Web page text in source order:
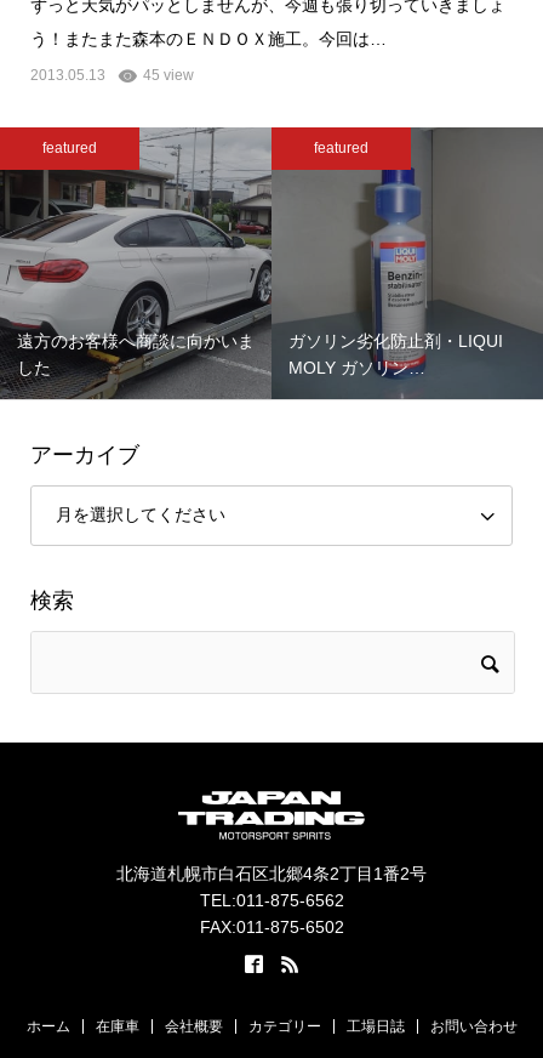
ずっと天気がパッとしませんが、今週も張り切っていきましょ
う！またまた森本のＥＮＤＯＸ施工。今回は…
2013.05.13 45 view
featured
遠方のお客様へ商談に向かいま
した
featured
ガソリン劣化防止剤・LIQUI
MOLY ガソリン…
アーカイブ
検索
北海道札幌市白石区北郷4条2丁目1番2号
TEL:011-875-6562
FAX:011-875-6502
ホーム 在庫車 会社概要 カテゴリー 工場日誌 お問い合わせ